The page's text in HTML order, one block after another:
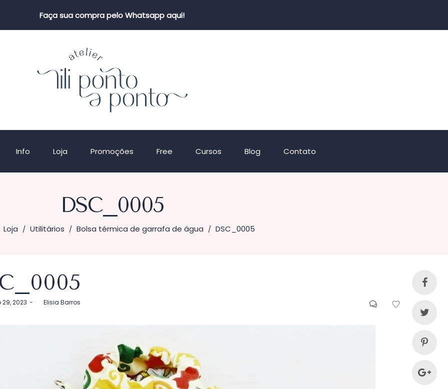
Faça sua compra pelo Whatsapp aqui!
Info Loja Promoções Free Cursos Blog Contato
DSC_0005
Loja / Utilitários / Bolsa térmica de garrafa de água / DSC_0005
2023 byElisia Barros